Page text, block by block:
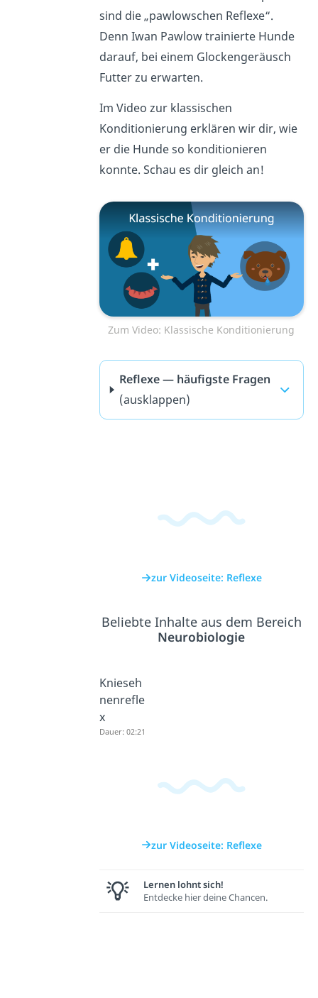
sind die „pawlowschen Reflexe“.
Denn Iwan Pawlow trainierte Hunde
darauf, bei einem Glockengeräusch
Futter zu erwarten.
Im Video zur klassischen
Konditionierung erklären wir dir, wie
er die Hunde so konditionieren
konnte. Schau es dir gleich an!
Zum Video: Klassische Konditionierung
Reflexe — häufigste Fragen
(ausklappen)
zur Videoseite: Reflexe
Beliebte Inhalte aus dem Bereich
Neurobiologie
Knieseh
nenrefle
x
Dauer: 02:21
zur Videoseite: Reflexe
Lernen lohnt sich!
Entdecke hier deine Chancen.